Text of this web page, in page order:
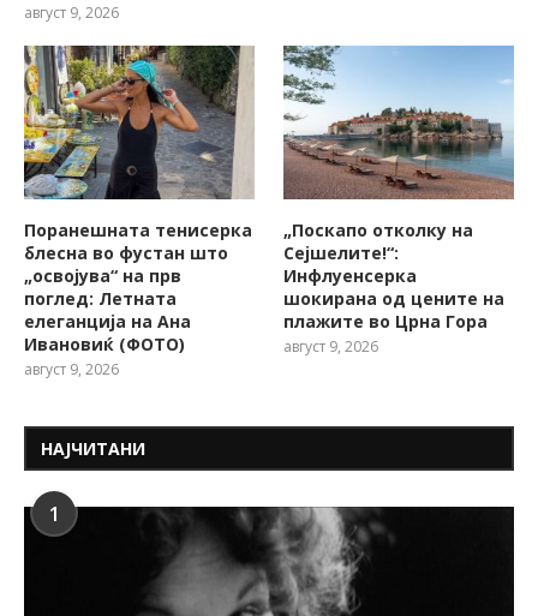
август 9, 2026
Поранешната тенисерка
блесна во фустан што
„освојува“ на прв
поглед: Летната
елеганција на Ана
Ивановиќ (ФОТО)
август 9, 2026
„Поскапо отколку на
Сејшелите!“:
Инфлуенсерка
шокирана од цените на
плажите во Црна Гора
август 9, 2026
НАЈЧИТАНИ
1